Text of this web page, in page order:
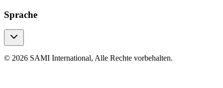
Sprache
© 2026 SAMI International, Alle Rechte vorbehalten.